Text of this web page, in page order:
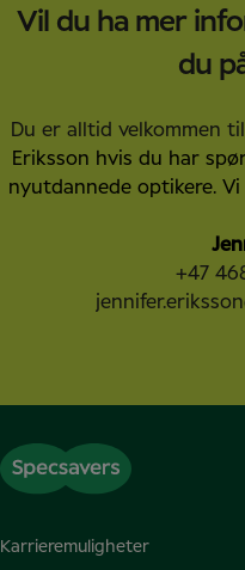
Vil du ha mer
du
Du er alltid velkommen
Eriksson hvis du har
nyutdannede optikere.
+47
Karrieremuligheter